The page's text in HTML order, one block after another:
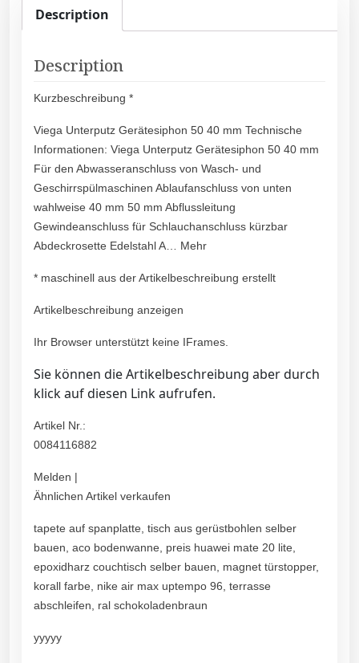
Description
Description
Kurzbeschreibung *
Viega Unterputz Gerätesiphon 50 40 mm Technische
Informationen: Viega Unterputz Gerätesiphon 50 40 mm
Für den Abwasseranschluss von Wasch- und
Geschirrspülmaschinen Ablaufanschluss von unten
wahlweise 40 mm 50 mm Abflussleitung
Gewindeanschluss für Schlauchanschluss kürzbar
Abdeckrosette Edelstahl A… Mehr
* maschinell aus der Artikelbeschreibung erstellt
Artikelbeschreibung anzeigen
Ihr Browser unterstützt keine IFrames.
Sie können die Artikelbeschreibung aber durch
klick auf diesen Link aufrufen.
Artikel Nr.:
0084116882
Melden |
Ähnlichen Artikel verkaufen
tapete auf spanplatte, tisch aus gerüstbohlen selber
bauen, aco bodenwanne, preis huawei mate 20 lite,
epoxidharz couchtisch selber bauen, magnet türstopper,
korall farbe, nike air max uptempo 96, terrasse
abschleifen, ral schokoladenbraun
yyyyy